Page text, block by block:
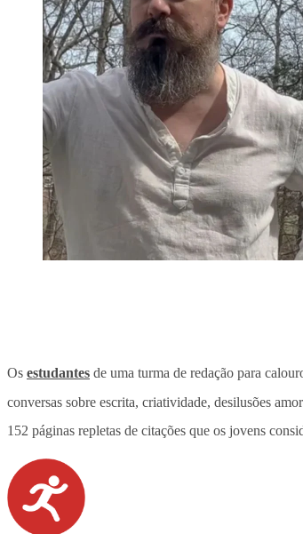
Os estudantes de uma turma de redação para
conversas sobre escrita, criatividade, desilusões
152 páginas repletas de citações que os jovens